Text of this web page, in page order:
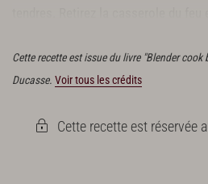
Cette recette est issue du livre "Blender
Ducasse. Voir tous les crédits
Cette recette est réservée